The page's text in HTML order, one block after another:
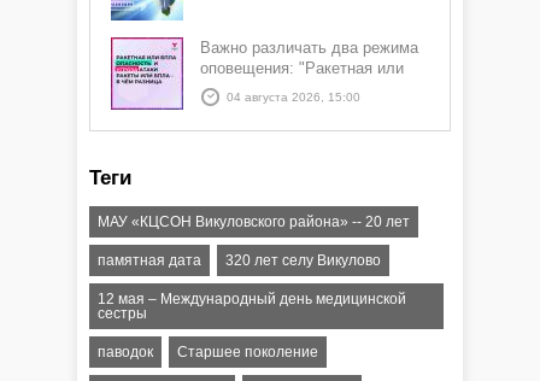
Важно различать два режима
оповещения: "Ракетная или
БПЛА опасность" и "Угроза
атаки ракеты или БПЛА"
04 августа 2026, 15:00
Теги
МАУ «КЦСОН Викуловского района» -- 20 лет
памятная дата 320 лет селу Викулово
12 мая – Международный день медицинской
сестры
паводок Старшее поколение